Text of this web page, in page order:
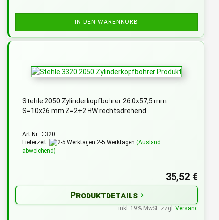
IN DEN WARENKORB
Stehle 2050 Zylinderkopfbohrer 26,0x57,5 mm
S=10x26 mm Z=2+2 HW rechtsdrehend
Art.Nr.: 3320
Lieferzeit:
2-5 Werktagen (Ausland
abweichend)
35,52 €
Produktdetails
inkl. 19% MwSt. zzgl. Versand